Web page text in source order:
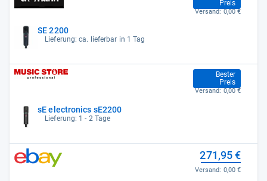
SE 2200
Lieferung: ca. lieferbar in 1 Tag
Preis
Versand: 0,00 €
sE electronics sE2200
Lieferung: 1 - 2 Tage
Bester
Preis
249,00 €
Versand: 0,00 €
271,95 €
Versand: 0,00 €